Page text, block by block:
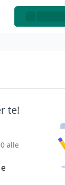
te!
alle